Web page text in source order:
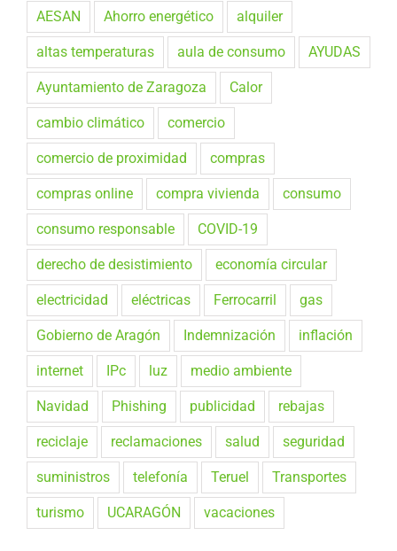
AESAN Ahorro energético alquiler
altas temperaturas aula de consumo AYUDAS
Ayuntamiento de Zaragoza Calor
cambio climático comercio
comercio de proximidad compras
compras online compra vivienda consumo
consumo responsable COVID-19
derecho de desistimiento economía circular
electricidad eléctricas Ferrocarril gas
Gobierno de Aragón Indemnización inflación
internet IPc luz medio ambiente
Navidad Phishing publicidad rebajas
reciclaje reclamaciones salud seguridad
suministros telefonía Teruel Transportes
turismo UCARAGÓN vacaciones